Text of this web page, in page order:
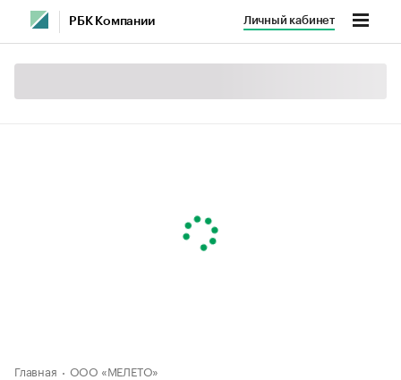
РБК Компании Личный кабинет
Главная ООО «МЕЛЕТО»